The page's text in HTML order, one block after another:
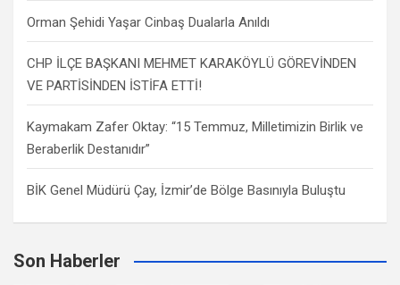
Orman Şehidi Yaşar Cinbaş Dualarla Anıldı
CHP İLÇE BAŞKANI MEHMET KARAKÖYLÜ GÖREVİNDEN
VE PARTİSİNDEN İSTİFA ETTİ!
Kaymakam Zafer Oktay: “15 Temmuz, Milletimizin Birlik ve
Beraberlik Destanıdır”
BİK Genel Müdürü Çay, İzmir’de Bölge Basınıyla Buluştu
Son Haberler